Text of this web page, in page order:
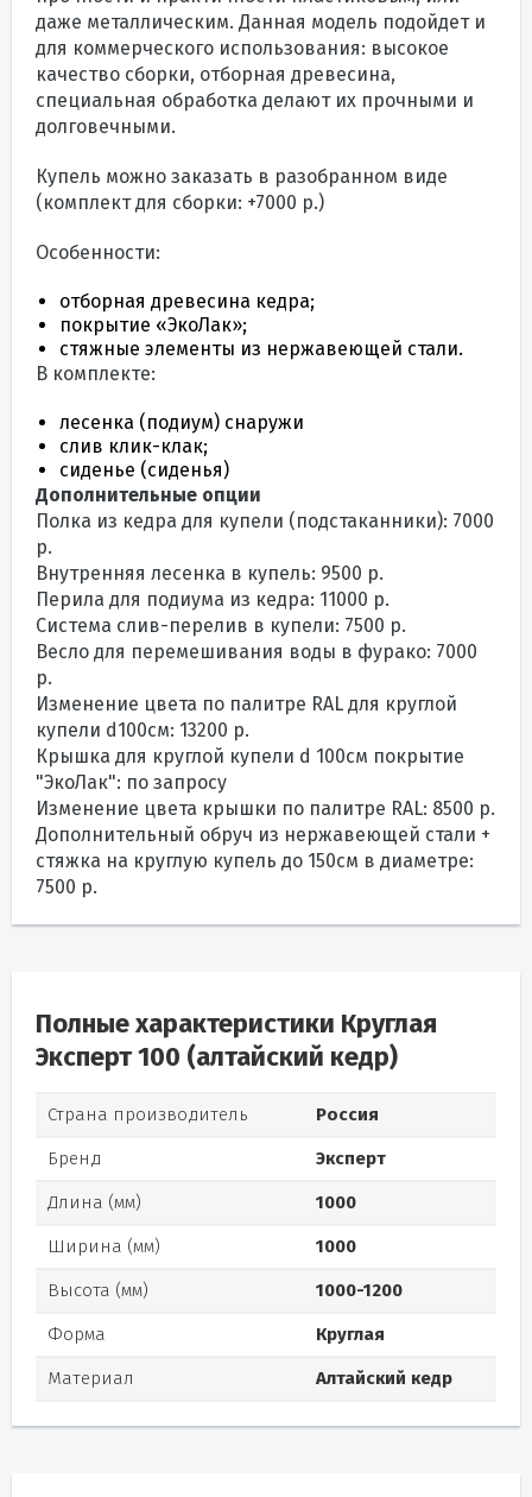
даже металлическим. Данная модель подойдет и
для коммерческого использования: высокое
качество сборки, отборная древесина,
специальная обработка делают их прочными и
долговечными.
Купель можно заказать в разобранном виде
(комплект для сборки: +7000 р.)
Особенности:
отборная древесина кедра;
покрытие «ЭкоЛак»;
стяжные элементы из нержавеющей стали.
В комплекте:
лесенка (подиум) снаружи
слив клик-клак;
сиденье (сиденья)
Дополнительные опции
Полка из кедра для купели (подстаканники): 7000
р.
Внутренняя лесенка в купель: 9500 р.
Перила для подиума из кедра: 11000 р.
Система слив-перелив в купели: 7500 р.
Весло для перемешивания воды в фурако: 7000
р.
Изменение цвета по палитре RAL для круглой
купели d100см: 13200 р.
Крышка для круглой купели d 100см покрытие
"ЭкоЛак": по запросу
Изменение цвета крышки по палитре RAL: 8500 р.
Дополнительный обруч из нержавеющей стали +
стяжка на круглую купель до 150см в диаметре:
7500 р.
Полные характеристики Круглая
Эксперт 100 (алтайский кедр)
Страна производитель Россия
Бренд Эксперт
Длина (мм) 1000
Ширина (мм) 1000
Высота (мм) 1000-1200
Форма Круглая
Материал Алтайский кедр